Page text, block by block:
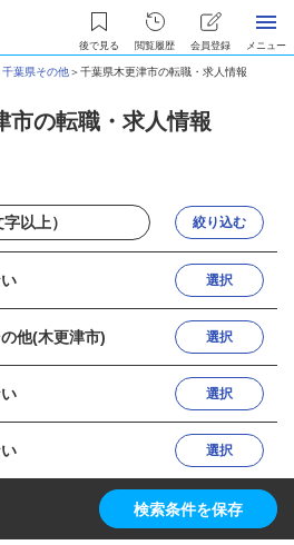
後で見る 閲覧履歴 会員登録 メニュー
千葉県その他＞千葉県木更津市の転職・求人情報
市の転職・求人情報
絞り込む
選択
他(木更津市) 選択
選択
選択
検索条件を保存